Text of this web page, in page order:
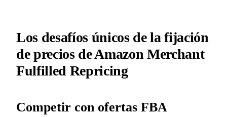
Los desafíos únicos de la fijación
de precios de Amazon Merchant
Fulfilled Repricing
Competir con ofertas FBA